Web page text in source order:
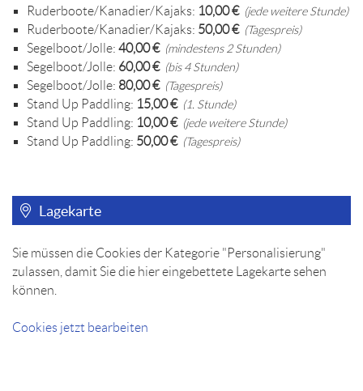
Ruderboote/Kanadier/Kajaks: 10,00 €(jede weitere Stunde)
Ruderboote/Kanadier/Kajaks: 50,00 €(Tagespreis)
Segelboot/Jolle: 40,00 €(mindestens 2 Stunden)
Segelboot/Jolle: 60,00 €(bis 4 Stunden)
Segelboot/Jolle: 80,00 €(Tagespreis)
Stand Up Paddling: 15,00 €(1. Stunde)
Stand Up Paddling: 10,00 €(jede weitere Stunde)
Stand Up Paddling: 50,00 €(Tagespreis)
Lagekarte
Sie müssen die Cookies der Kategorie "Personalisierung"
zulassen, damit Sie die hier eingebettete Lagekarte sehen
können.
Cookies jetzt bearbeiten